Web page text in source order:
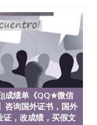
成绩单《QQ★微信
询国外证书，国外
证，改成绩，买假文